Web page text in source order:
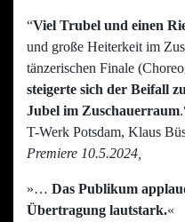
“Viel Trubel und einen
und große Heiterkeit im
tänzerischen Finale
steigerte sich der Beifall
Jubel im Zuschauerraum
T-Werk Potsdam, Klaus
Premiere 10.5.2024,
»… Das Publikum
Übertragung lautstark.«